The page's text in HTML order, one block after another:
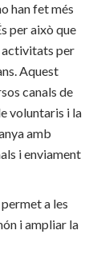
han fet més
per això que
activitats per
Aquest
canals de
voluntaris i la
amb
i enviament
a les
i ampliar la